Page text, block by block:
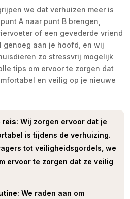
we dat verhuizen meer is
A naar punt B brengen,
of een gevederde vriend
genoeg aan je hoofd, en wij
zo stressvrij mogelijk
tips om ervoor te zorgen dat
en veilig op je nieuwe
reis: Wij zorgen ervoor dat je
is tijdens de verhuizing.
tot veiligheidsgordels, we
ervoor te zorgen dat ze veilig
: We raden aan om